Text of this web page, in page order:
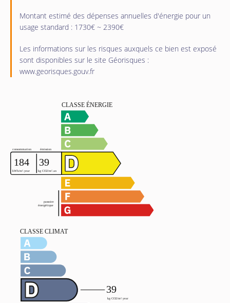
Montant estimé des dépenses annuelles d'énergie pour un
usage standard : 1730€ ~ 2390€
Les informations sur les risques auxquels ce bien est exposé
sont disponibles sur le site Géorisques :
www.georisques.gouv.fr